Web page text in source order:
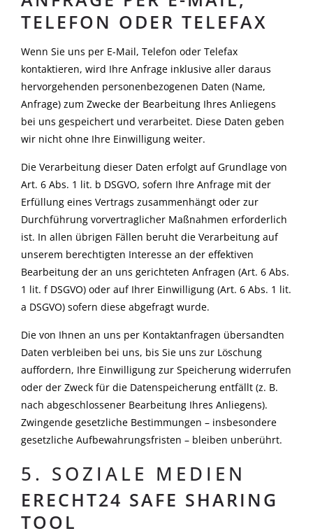
TELEFON ODER TELEFAX
Wenn Sie uns per E-Mail, Telefon oder Telefax
kontaktieren, wird Ihre Anfrage inklusive aller daraus
hervorgehenden personenbezogenen Daten (Name,
Anfrage) zum Zwecke der Bearbeitung Ihres Anliegens
bei uns gespeichert und verarbeitet. Diese Daten geben
wir nicht ohne Ihre Einwilligung weiter.
Die Verarbeitung dieser Daten erfolgt auf Grundlage von
Art. 6 Abs. 1 lit. b DSGVO, sofern Ihre Anfrage mit der
Erfüllung eines Vertrags zusammenhängt oder zur
Durchführung vorvertraglicher Maßnahmen erforderlich
ist. In allen übrigen Fällen beruht die Verarbeitung auf
unserem berechtigten Interesse an der effektiven
Bearbeitung der an uns gerichteten Anfragen (Art. 6 Abs.
1 lit. f DSGVO) oder auf Ihrer Einwilligung (Art. 6 Abs. 1 lit.
a DSGVO) sofern diese abgefragt wurde.
Die von Ihnen an uns per Kontaktanfragen übersandten
Daten verbleiben bei uns, bis Sie uns zur Löschung
auffordern, Ihre Einwilligung zur Speicherung widerrufen
oder der Zweck für die Datenspeicherung entfällt (z. B.
nach abgeschlossener Bearbeitung Ihres Anliegens).
Zwingende gesetzliche Bestimmungen – insbesondere
gesetzliche Aufbewahrungsfristen – bleiben unberührt.
5. SOZIALE MEDIEN
ERECHT24 SAFE SHARING
TOOL